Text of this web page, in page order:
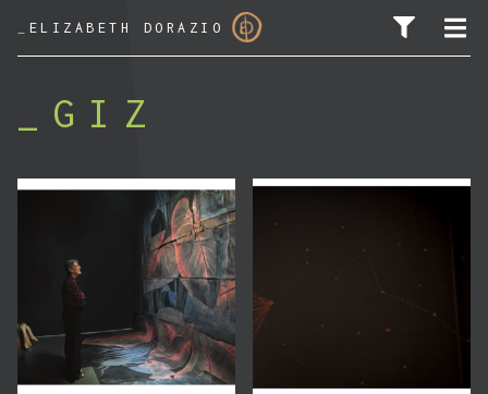
ELIZABETH DORAZIO
GIZ
PESQUISAR POR: